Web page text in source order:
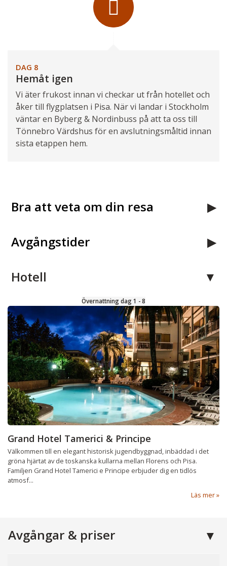
DAG 8
Hemåt igen
Vi äter frukost innan vi checkar ut från hotellet och
åker till flygplatsen i Pisa. När vi landar i Stockholm
väntar en Byberg & Nordinbuss på att ta oss till
Tönnebro Värdshus för en avslutningsmåltid innan
sista etappen hem.
Bra att veta om din resa
Avgångstider
Hotell
Övernattning dag 1 - 8
Grand Hotel Tamerici & Principe
Välkommen till en elegant historisk jugendbyggnad, inbäddad i det
gröna hjärtat av de toskanska kullarna mellan Florens och Pisa.
Familjen Grand Hotel Tamerici e Principe erbjuder dig en tidlös
atmosf...
Läs mer
Avgångar & priser